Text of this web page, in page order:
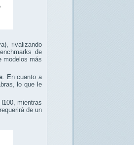
rivalizando
de
modelos más
. En cuanto a
lo que le
mientras
de un